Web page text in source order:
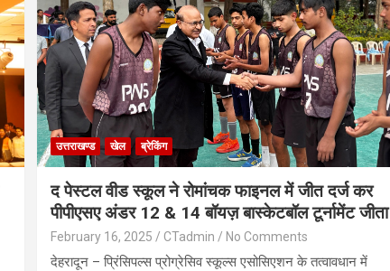
उत्तराखण्ड खेल ब्रेकिंग
द पेस्टल वीड स्कूल ने रोमांचक फाइनल में जीत दर्ज कर
पीपीएसए अंडर 12 & 14 बॉयज़ बास्केटबॉल टूर्नामेंट जीता
February 16, 2025 CTadmin No Comments
देहरादून – प्रिंसिपल्स प्रोग्रेसिव स्कूल्स एसोसिएशन के तत्वावधान में